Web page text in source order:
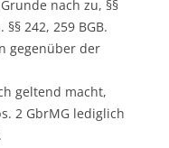
nach zu, §§
242, 259 BGB.
gegenüber der
geltend macht,
2 GbrMG lediglich